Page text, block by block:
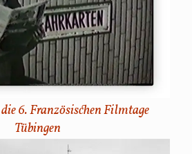
6. Französischen Filmtage
Tübingen